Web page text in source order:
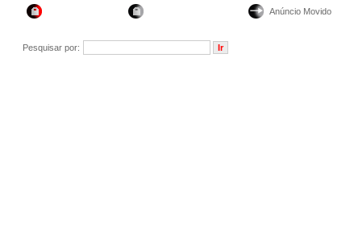
Anúncio Movido
Pesquisar por: